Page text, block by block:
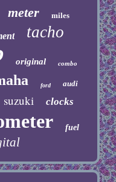
meter miles
tacho
original combo
ford audi
suzuki clocks
fuel